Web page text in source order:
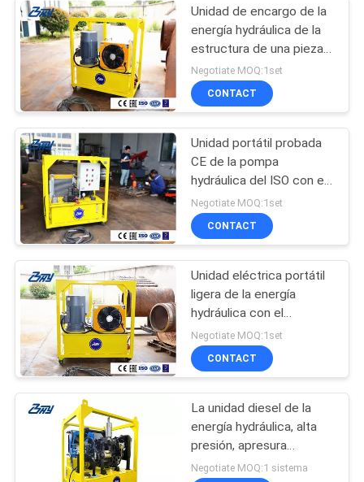
SITIO
POLÍTICAS
DE
PRIVACIDAD
Unidad de encargo de la
energía hydráulica de la
estructura de una pieza
65 l/min de flujo
clasificado
Negotiate MOQ:1set
CONTACT
Unidad portátil probada
CE de la pompa
hydráulica del ISO con el
motor eléctrico de la
explosión anti
Negotiate MOQ:1set
CONTACT
Unidad eléctrica portátil
ligera de la energía
hydráulica con el
esfuerzo de torsión de
alto rendimiento
Negotiate MOQ:1set
CONTACT
La unidad diesel de la
energía hydráulica, alta
presión, apresura
ajustable
Negotiate MOQ:1 sistema